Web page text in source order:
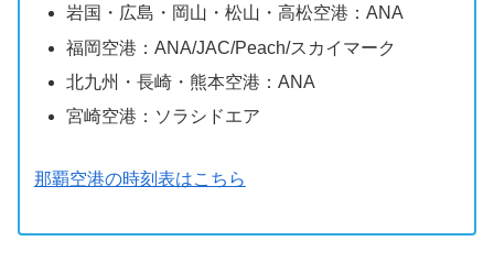
岩国・広島・岡山・松山・高松空港：ANA
福岡空港：ANA/JAC/Peach/スカイマーク
北九州・長崎・熊本空港：ANA
宮崎空港：ソラシドエア
那覇空港の時刻表はこちら